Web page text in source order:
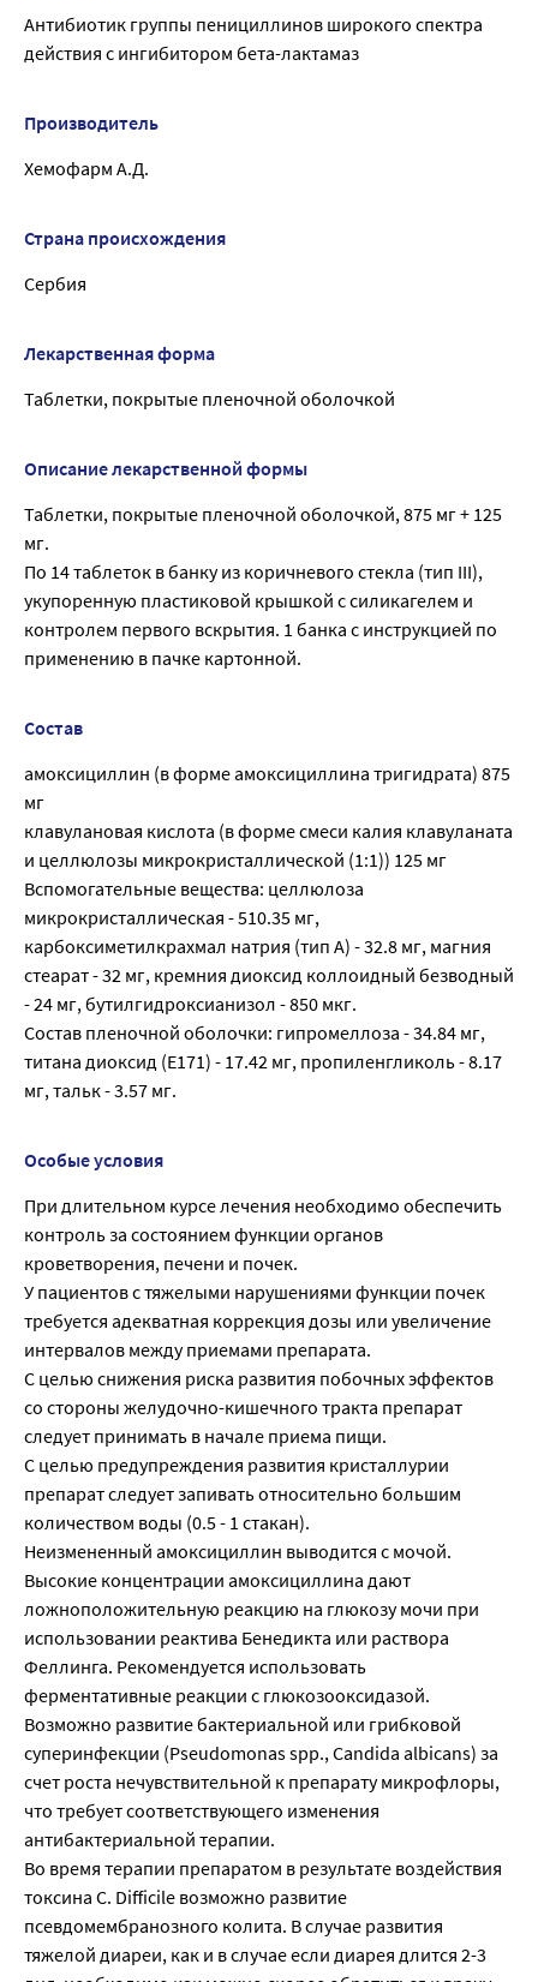
Антибиотик группы пенициллинов широкого спектра
действия с ингибитором бета-лактамаз
Производитель
Хемофарм А.Д.
Страна происхождения
Сербия
Лекарственная форма
Таблетки, покрытые пленочной оболочкой
Описание лекарственной формы
Таблетки, покрытые пленочной оболочкой, 875 мг + 125
мг.
По 14 таблеток в банку из коричневого стекла (тип III),
укупоренную пластиковой крышкой с силикагелем и
контролем первого вскрытия. 1 банка с инструкцией по
применению в пачке картонной.
Состав
амоксициллин (в форме амоксициллина тригидрата) 875
мг
клавулановая кислота (в форме смеси калия клавуланата
и целлюлозы микрокристаллической (1:1)) 125 мг
Вспомогательные вещества: целлюлоза
микрокристаллическая - 510.35 мг,
карбоксиметилкрахмал натрия (тип А) - 32.8 мг, магния
стеарат - 32 мг, кремния диоксид коллоидный безводный
- 24 мг, бутилгидроксианизол - 850 мкг.
Состав пленочной оболочки: гипромеллоза - 34.84 мг,
титана диоксид (Е171) - 17.42 мг, пропиленгликоль - 8.17
мг, тальк - 3.57 мг.
Особые условия
При длительном курсе лечения необходимо обеспечить
контроль за состоянием функции органов
кроветворения, печени и почек.
У пациентов с тяжелыми нарушениями функции почек
требуется адекватная коррекция дозы или увеличение
интервалов между приемами препарата.
С целью снижения риска развития побочных эффектов
со стороны желудочно-кишечного тракта препарат
следует принимать в начале приема пищи.
С целью предупреждения развития кристаллурии
препарат следует запивать относительно большим
количеством воды (0.5 - 1 стакан).
Неизмененный амоксициллин выводится с мочой.
Высокие концентрации амоксициллина дают
ложноположительную реакцию на глюкозу мочи при
использовании реактива Бенедикта или раствора
Феллинга. Рекомендуется использовать
ферментативные реакции с глюкозооксидазой.
Возможно развитие бактериальной или грибковой
суперинфекции (Pseudomonas spp., Candida albicans) за
счет роста нечувствительной к препарату микрофлоры,
что требует соответствующего изменения
антибактериальной терапии.
Во время терапии препаратом в результате воздействия
токсина С. Difficile возможно развитие
псевдомембранозного колита. В случае развития
тяжелой диареи, как и в случае если диарея длится 2-3